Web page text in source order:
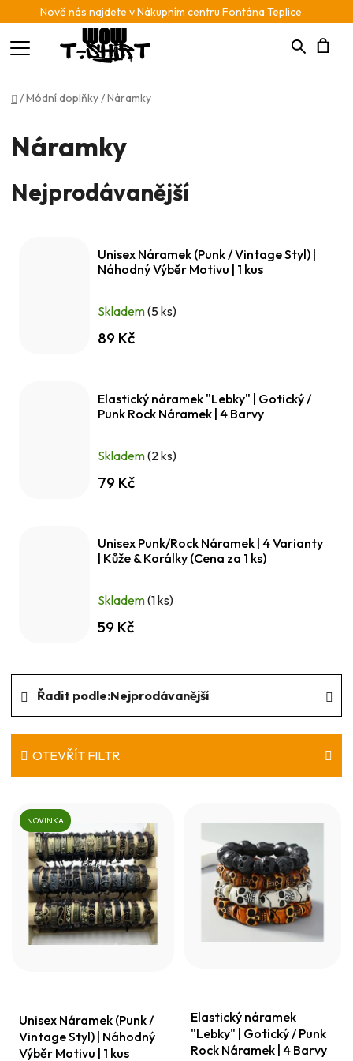
Nově nás najdete v Nákupním centru Fontána Teplice
Hledat
Domů
/Módní doplňky/Náramky
Náramky
Nejprodávanější
Unisex Náramek (Punk / Vintage Styl) |
Náhodný Výběr Motivu | 1 kus
Skladem(5 ks)
89 Kč
Elastický náramek "Lebky" | Gotický /
Punk Rock Náramek | 4 Barvy
Skladem(2 ks)
79 Kč
Unisex Punk/Rock Náramek | 4 Varianty
| Kůže & Korálky (Cena za 1 ks)
Skladem(1 ks)
59 Kč
Ř
a
z
e
n
p
Řadit podle:Nejprodávanější
OTEVŘÍT FILTR
V
ý
u
k
NOVINKA
Unisex Náramek (Punk /
Vintage Styl) | Náhodný
Výběr Motivu | 1 kus
Elastický náramek
"Lebky" | Gotický / Punk
Rock Náramek | 4 Barvy